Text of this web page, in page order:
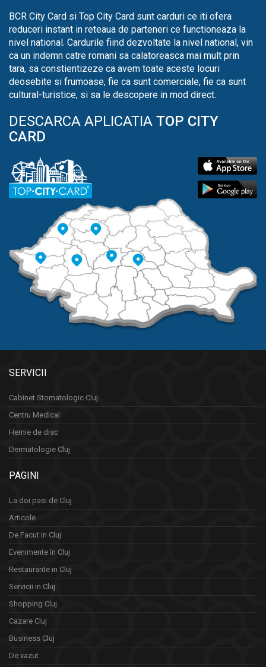
BCR City Card si Top City Card sunt carduri ce iti ofera
reduceri instant in reteaua de parteneri ce functioneaza la
nivel national. Cardurile fiind dezvoltate la nivel national, vin
ca un indemn catre romani sa calatoreasca mai mult prin
tara, sa constientizeze ca avem toate aceste locuri
deosebite si frumoase, fie ca sunt comerciale, fie ca sunt
cultural-turistice, si sa le descopere in mod direct.
DESCARCA APLICATIA TOP CITY
CARD
SERVICII
Cabinet Stomatologic Cluj
Centru Medical
Hernie de disc
Dermatologie Cluj
PAGINI
La doi pasi de Cluj
Articole
De Facut in Cluj
Evenimente în Cluj
Restaurante in Cluj
Servicii in Cluj
Shopping Cluj
Cazare Cluj
Business Cluj
De vazut